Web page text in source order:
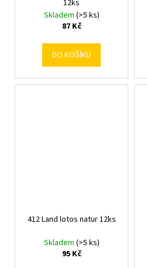
12ks
Skladem (>5 ks)
87 Kč
DO KOŠÍKU
412 Land lotos natur 12ks
Skladem (>5 ks)
95 Kč